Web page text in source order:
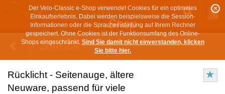
Der Velo-Classic e-Shop verwendet Cookies für ein optimales
Einkaufserlebnis. Dabei werden beispielsweise die Session-
Informationen oder die Spracheinstellung auf Ihrem Rechner
gespeichert. Ohne Cookies ist der Funktionsumfang des Online-
Shops eingeschränkt. Sind Sie damit nicht einverstanden, klicken
Sie bitte hier.
ZURÜCK
Rücklicht - Seitenauge, ältere
Neuware, passend für viele